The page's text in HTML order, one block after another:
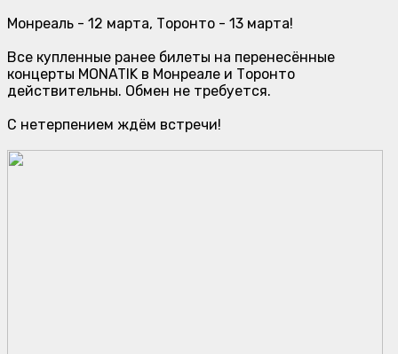
Монреаль - 12 марта, Торонто - 13 марта!
Все купленные ранее билеты на перенесённые
концерты MONATIK в Монреале и Торонто
действительны. Обмен не требуется.
С нетерпением ждём встречи!